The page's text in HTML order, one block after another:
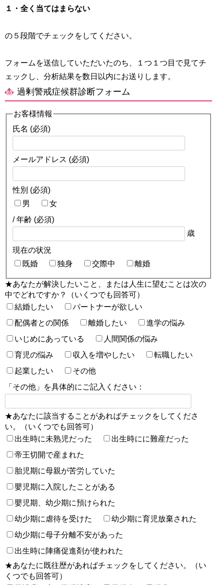
１・全く当てはまらない
の５段階でチェックをしてください。
フォームを送信していただいたのち、１つ１つ目で見てチ
ェックし、分析結果を数日以内にお送りします。
過剰警戒症候群診断フォーム
お客様情報
氏名 (必須)
メールアドレス (必須)
性別 (必須)
男
女
/ 年齢 (必須)
歳
現在の状況
既婚
独身 交際中 離婚
★あなたが解決したいこと、または人生に望むことは次の
中でどれですか？（いくつでも回答可）
結婚したい
パートナーが欲しい
配偶者との関係
離婚したい
進学の悩み
いじめにあっている
人間関係の悩み
育児の悩み
収入を増やしたい
転職したい
起業したい
その他
「その他」を具体的にご記入ください：
★あなたに該当することがあればチェックをしてくださ
い。（いくつでも回答可）
出生時に未熟児だった
出生時にに難産だった
帝王切開で産まれた
胎児期に母親が苦労していた
嬰児期に入院したことがある
嬰児期、幼少期に預けられた
幼少期に虐待を受けた
幼少期に育児放棄された
幼少期に母子分離不安があった
出生時に陣痛促進剤が使われた
★あなたに既往歴があればチェックをしてください。（い
くつでも回答可）